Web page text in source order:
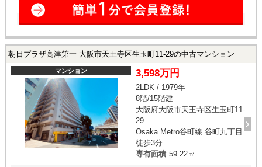
朝日プラザ高津第一 大阪市天王寺区生玉町11-29の中古マンション
マンション 3,598万円
2LDK / 1979年
8階/15階建
大阪府大阪市天王寺区生玉町11-
29
Osaka Metro谷町線 谷町九丁目
徒歩3分
専有面積 59.22㎡